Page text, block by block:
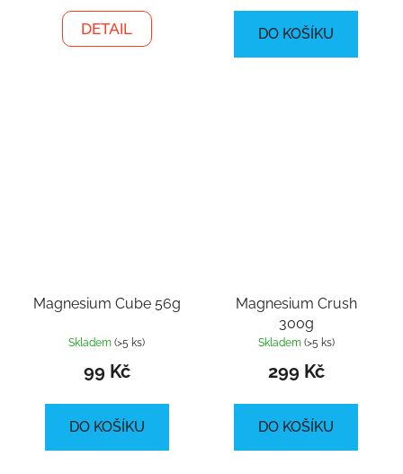
DETAIL DO KOŠÍKU
Magnesium Cube 56g
Skladem(>5 ks)
99 Kč
DO KOŠÍKU
Magnesium Crush
300g
Skladem (>5 ks)
299 Kč
DO KOŠÍKU